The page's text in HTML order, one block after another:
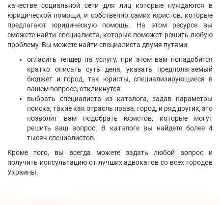
качестве социальной сети для лиц которые нуждаются в
юридической помощи, и собственно самих юристов, которые
предлагают юридическую помощь. На этом ресурсе вы
сможете найти специалиста, которые поможет решить любую
проблему. Вы можете найти специалиста двумя путями:
огласить тендер на услугу, при этом вам понадобится
кратко описать суть дела, указать предполагаемый
бюджет и город, так юристы, специализирующиеся в
вашем вопросе, откликнутся;
выбрать специалиста из каталога, задав параметры
поиска, такие как отрасль права, город, и ряд других, это
позволит вам подобрать юристов, которые могут
решить ваш вопрос. В каталоге вы найдете более 4
тысяч специалистов.
Кроме того, вы всегда можете задать любой вопрос и
получить консультацию от лучших адвокатов со всех городов
Украины.